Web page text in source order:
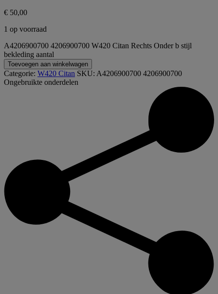
€ 50,00
1 op voorraad
A4206900700 4206900700 W420 Citan Rechts Onder b stijl
bekleding aantal
Toevoegen aan winkelwagen
Categorie: W420 Citan SKU: A4206900700 4206900700
Ongebruikte onderdelen